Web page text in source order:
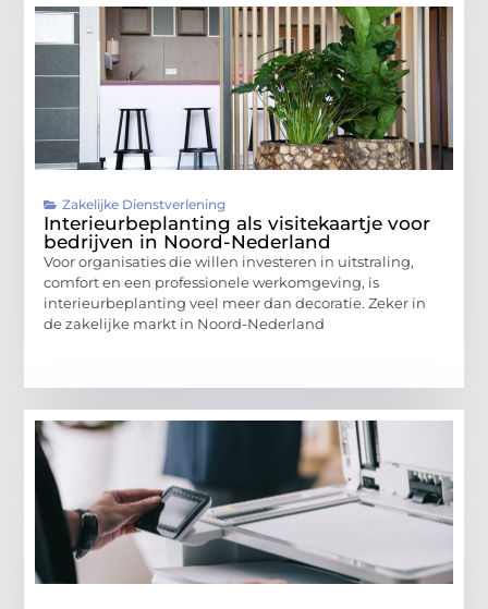
Zakelijke Dienstverlening
Interieurbeplanting als visitekaartje voor
bedrijven in Noord-Nederland
Voor organisaties die willen investeren in uitstraling,
comfort en een professionele werkomgeving, is
interieurbeplanting veel meer dan decoratie. Zeker in
de zakelijke markt in Noord-Nederland